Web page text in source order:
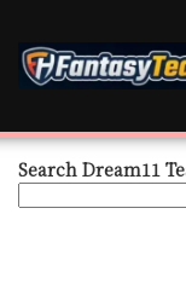
content
Search Dream11